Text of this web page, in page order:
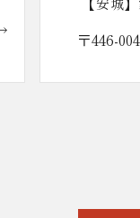
家
横山町八左51-